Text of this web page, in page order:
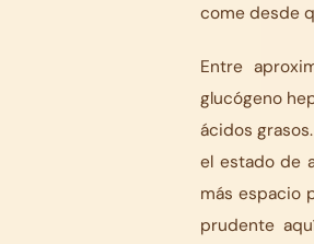
come desde
Entre
glucógeno
ácidos
el estado de
más espacio
prudente